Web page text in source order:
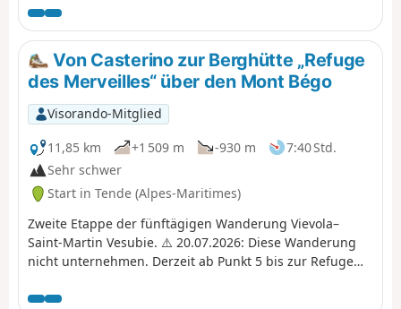
Seen vorbei, bevor Sie am Pas du Diable in ein eher
mediterranes Tal gelangen. Mit der Redoute des Trois
Communes lange im Blickfeld wandern Sie auf dem
ehemaligen Grenzkamm, der mit Verteidigungsanlagen
gespickt ist. Am Rande des Authion erinnern zahlreiche
Überreste an das Ende des letzten Krieges.
Von Casterino zur Berghütte „Refuge
des Merveilles“ über den Mont Bégo
Visorando-Mitglied
11,85 km
+1 509 m -930 m
7:40 Std.
Sehr schwer
Start in Tende (Alpes-Maritimes)
Zweite Etappe der fünftägigen Wanderung Vievola–
Saint-Martin Vesubie. ⚠️ 20.07.2026: Diese Wanderung
nicht unternehmen. Derzeit ab Punkt 5 bis zur Refuge
Wird derzeit überarbeitet.